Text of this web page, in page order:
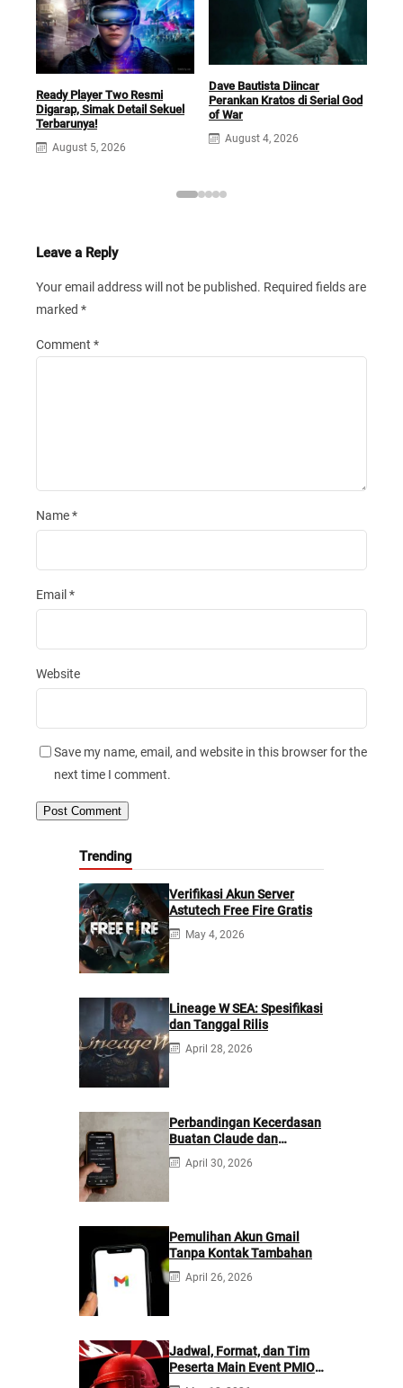
Ready Player Two Resmi
Digarap, Simak Detail Sekuel
Terbarunya!
August 5, 2026
Dave Bautista Diincar
Perankan Kratos di Serial God
of War
August 4, 2026
Leave a Reply
Your email address will not be published. Required fields are
marked *
Comment *
Name*
Email *
Website
Save my name, email, and website in this browser for the
next time I comment.
Trending
Verifikasi Akun Server
Astutech Free Fire Gratis
May 4, 2026
Lineage W SEA: Spesifikasi
dan Tanggal Rilis
April 28, 2026
Perbandingan Kecerdasan
Buatan Claude dan
ChatGPT: Mana yang
Lebih Baik?
April 30, 2026
Pemulihan Akun Gmail
Tanpa Kontak Tambahan
April 26, 2026
Jadwal, Format, dan Tim
Peserta Main Event PMIO
2026